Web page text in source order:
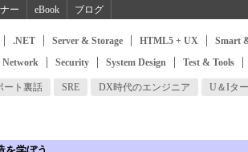
ー eBook ブログ
.NET Server & Storage HTML5 + UX Smart
Network Security System Design Test & Tools
ート裏話 SRE DX時代のエンジニア U＆Iタ